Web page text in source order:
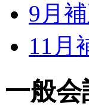
9月
11月
一般会